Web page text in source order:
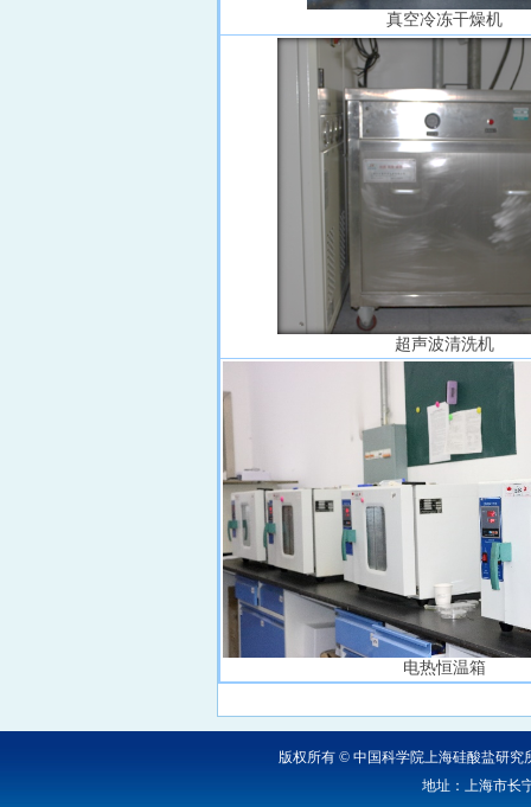
真空冷冻干燥机
超声波清洗机
电热恒温箱
版权所有 © 中国科学院上海硅酸盐研
地址：上海市长